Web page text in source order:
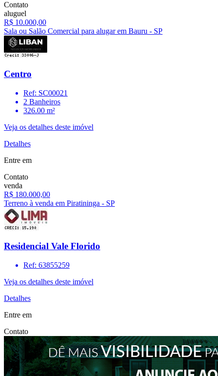
Contato
aluguel
R$ 10.000,00
Sala ou Salão Comercial para alugar em Bauru - SP
Centro
Ref: SC00021
2 Banheiros
326.00 m²
Veja os detalhes deste imóvel
Detalhes
Entre em
Contato
venda
R$ 180.000,00
Terreno à venda em Piratininga - SP
Residencial Vale Florido
Ref: 63855259
Veja os detalhes deste imóvel
Detalhes
Entre em
Contato